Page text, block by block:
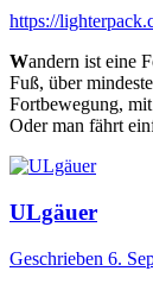
https://
Wandern ist eine
Fuß, über
Fortbewegung,
Oder man fährt
ULgäuer
Geschrieben 6.